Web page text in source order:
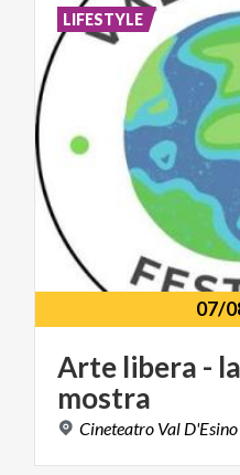
07/
Arte libera -
mostra
Cineteatro Val D'Esino
LIFESTYLE